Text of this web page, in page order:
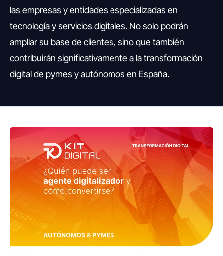
las empresas y entidades especializadas en
tecnología y servicios digitales. No solo podrán
ampliar su base de clientes, sino que también
contribuirán significativamente a la transformación
digital de pymes y autónomos en España.